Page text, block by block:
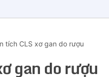
tích CLS xơ gan do rượu
gan do rượu